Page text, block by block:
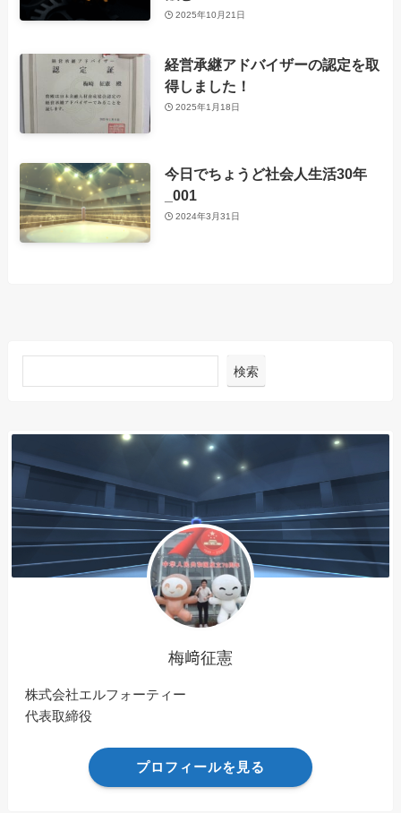
2025年10月21日
経営承継アドバイザーの認定を取
得しました！
2025年1月18日
今日でちょうど社会人生活30年
_001
2024年3月31日
検索
梅﨑征憲
株式会社エルフォーティー
代表取締役
プロフィールを見る